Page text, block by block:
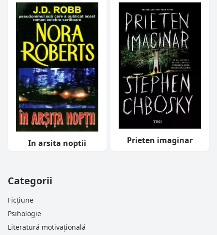
In arsita noptii Prieten imaginar
Categorii
Ficțiune
Psihologie
Literatură motivațională